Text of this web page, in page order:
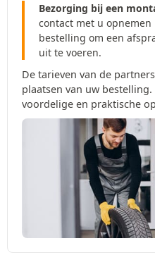
Bezorging bij een
contact met u
bestelling om een
uit te voeren.
De tarieven van de
plaatsen van uw
voordelige en praktische